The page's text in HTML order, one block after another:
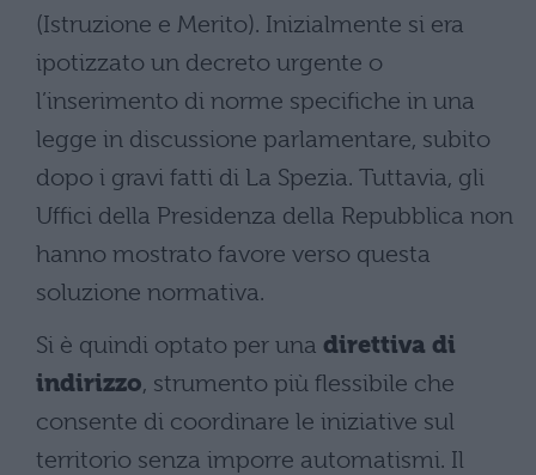
(Istruzione e Merito). Inizialmente si era
ipotizzato un decreto urgente o
l’inserimento di norme specifiche in una
legge in discussione parlamentare, subito
dopo i gravi fatti di La Spezia. Tuttavia, gli
Uffici della Presidenza della Repubblica non
hanno mostrato favore verso questa
soluzione normativa.
Si è quindi optato per una direttiva di
indirizzo, strumento più flessibile che
consente di coordinare le iniziative sul
territorio senza imporre automatismi. Il